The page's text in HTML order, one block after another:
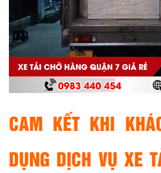
CAM KẾT KHI
DỤNG DỊCH VỤ XE